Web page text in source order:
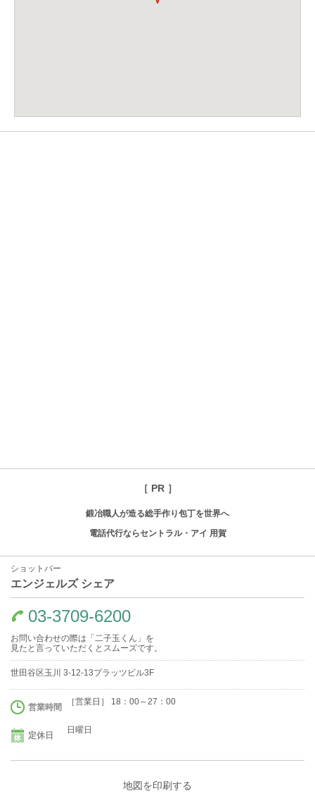
［ PR ］
鍛冶職人が造る総手作り包丁を世界へ
電話代行ならセントラル・アイ 用賀
ショットバー
エンジェルズ シェア
03-3709-6200
お問い合わせの際は「二子玉くん」を
見たと言っていただくとスムーズです。
世田谷区玉川 3-12-13プラッツビル3F
営業時間
［営業日］ 18：00～27：00
定休日
日曜日
地図を印刷する